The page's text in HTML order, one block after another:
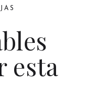
esta